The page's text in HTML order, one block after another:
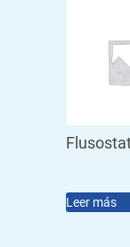
Leer más